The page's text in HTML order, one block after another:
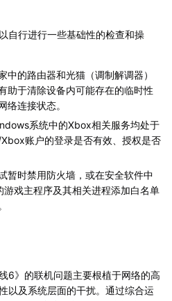
自行进行一些基础性的检查和操
中的路由器和光猫（调制解调器）
助于清除设备内可能存在的临时性
络连接状态。
系统中的Xbox相关服务均处于
账户的登录是否有效、授权是否
暂时禁用防火墙，或在安全软件中
戏主程序及其相关进程添加白名单
6》的联机问题主要根植于网络的高
以及系统层面的干扰。通过综合运